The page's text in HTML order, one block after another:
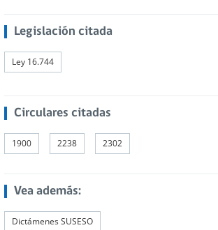
Legislación citada
Ley 16.744
Circulares citadas
1900 2238 2302
Vea además:
Dictámenes SUSESO